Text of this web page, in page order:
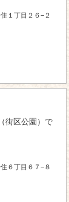
１丁目２６−２
街区公園）で
６丁目６７−８